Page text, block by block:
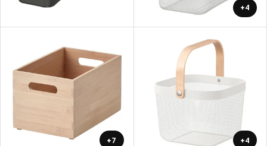
+4
+7 +4